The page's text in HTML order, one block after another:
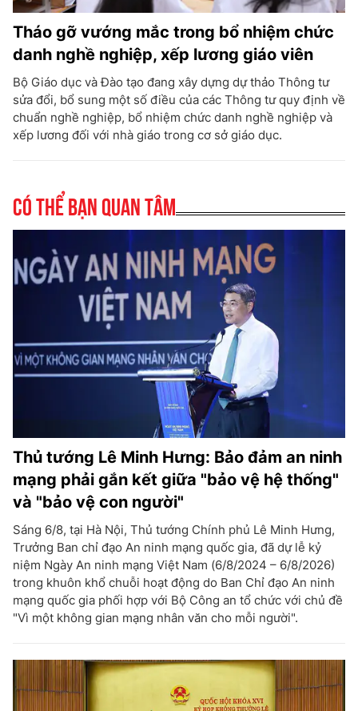
Tháo gỡ vướng mắc trong bổ nhiệm chức
danh nghề nghiệp, xếp lương giáo viên
Bộ Giáo dục và Đào tạo đang xây dựng dự thảo Thông tư
sửa đổi, bổ sung một số điều của các Thông tư quy định về
chuẩn nghề nghiệp, bổ nhiệm chức danh nghề nghiệp và
xếp lương đối với nhà giáo trong cơ sở giáo dục.
Có thể bạn quan tâm
Thủ tướng Lê Minh Hưng: Bảo đảm an ninh
mạng phải gắn kết giữa "bảo vệ hệ thống"
và "bảo vệ con người"
Sáng 6/8, tại Hà Nội, Thủ tướng Chính phủ Lê Minh Hưng,
Trưởng Ban chỉ đạo An ninh mạng quốc gia, đã dự lễ kỷ
niệm Ngày An ninh mạng Việt Nam (6/8/2024 – 6/8/2026)
trong khuôn khổ chuỗi hoạt động do Ban Chỉ đạo An ninh
mạng quốc gia phối hợp với Bộ Công an tổ chức với chủ đề
"Vì một không gian mạng nhân văn cho mỗi người".